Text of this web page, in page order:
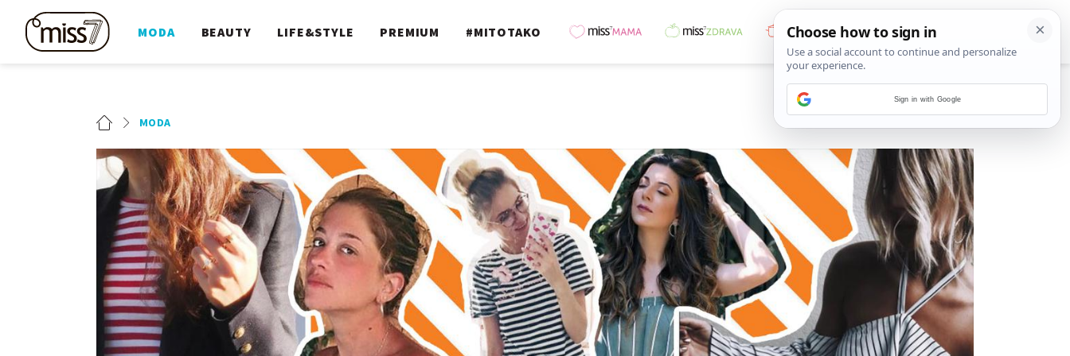
MODA BEAUTY LIFE&STYLE PREMIUM #MITOTAKO
MODA
Sign in with Google